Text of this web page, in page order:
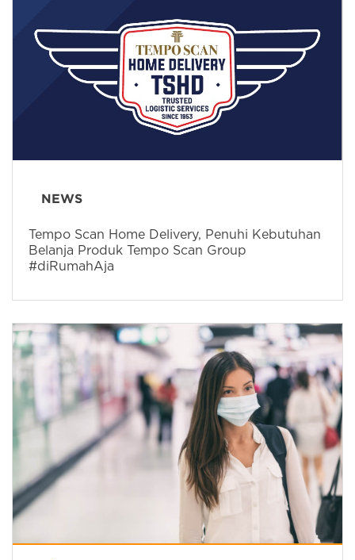
NEWS
Tempo Scan Home Delivery, Penuhi Kebutuhan
Belanja Produk Tempo Scan Group
#diRumahAja